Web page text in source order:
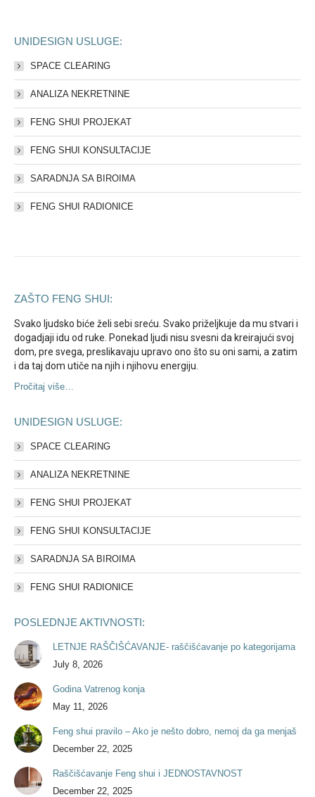
UNIDESIGN USLUGE:
SPACE CLEARING
ANALIZA NEKRETNINE
FENG SHUI PROJEKAT
FENG SHUI KONSULTACIJE
SARADNJA SA BIROIMA
FENG SHUI RADIONICE
ZAŠTO FENG SHUI:
Svako ljudsko biće želi sebi sreću. Svako priželjkuje da mu stvari i
dogadjaji idu od ruke. Ponekad ljudi nisu svesni da kreirajući svoj
dom, pre svega, preslikavaju upravo ono što su oni sami, a zatim
i da taj dom utiče na njih i njihovu energiju.
Pročitaj više…
UNIDESIGN USLUGE:
SPACE CLEARING
ANALIZA NEKRETNINE
FENG SHUI PROJEKAT
FENG SHUI KONSULTACIJE
SARADNJA SA BIROIMA
FENG SHUI RADIONICE
POSLEDNJE AKTIVNOSTI:
LETNJE RAŠČIŠĆAVANJE- raščišćavanje po kategorijama
July 8, 2026
Godina Vatrenog konja
May 11, 2026
Feng shui pravilo – Ako je nešto dobro, nemoj da ga menjaš
December 22, 2025
Raščišćavanje Feng shui i JEDNOSTAVNOST
December 22, 2025